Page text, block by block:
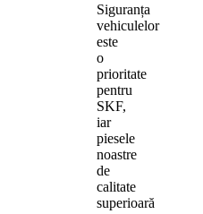
Siguranța
vehiculelor
este
o
prioritate
pentru
SKF,
iar
piesele
noastre
de
calitate
superioară